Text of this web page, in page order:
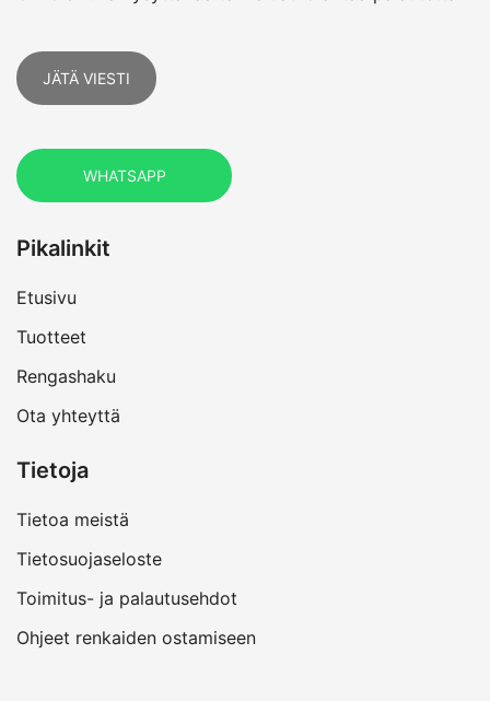
JÄTÄ VIESTI
WHATSAPP
Pikalinkit
Etusivu
Tuotteet
Rengashaku
Ota yhteyttä
Tietoja
Tietoa meistä
Tietosuojaseloste
Toimitus- ja palautusehdot
Ohjeet renkaiden ostamiseen